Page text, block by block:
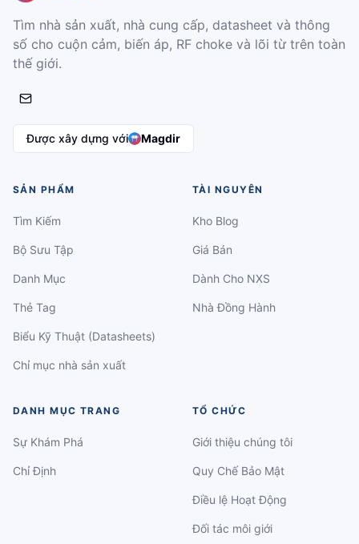
Tìm nhà sản xuất, nhà cung cấp, datasheet và thông
số cho cuộn cảm, biến áp, RF choke và lõi từ trên toàn
thế giới.
Được xây dựng với Magdir
SẢN PHẨM
Tìm Kiếm
Bộ Sưu Tập
Danh Mục
Thẻ Tag
Biểu Kỹ Thuật (Datasheets)
Chỉ mục nhà sản xuất
TÀI NGUYÊN
Kho Blog
Giá Bán
Dành Cho NXS
Nhà Đồng Hành
DANH MỤC TRANG
Sự Khám Phá
Chỉ Định
TỔ CHỨC
Giới thiệu chúng tôi
Quy Chế Bảo Mật
Điều lệ Hoạt Động
Đối tác môi giới